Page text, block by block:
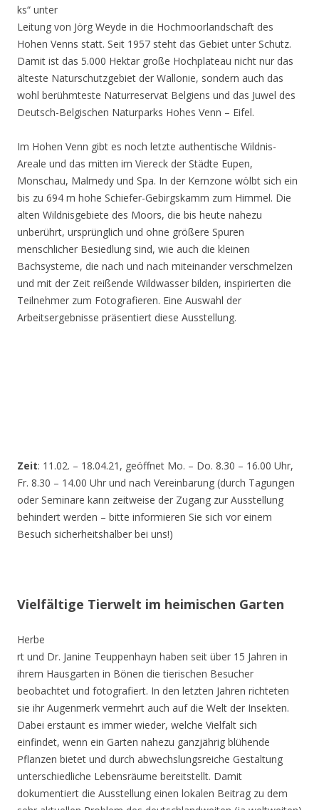
ks“ unter
Leitung von Jörg Weyde in die Hochmoorlandschaft des
Hohen Venns statt. Seit 1957 steht das Gebiet unter Schutz.
Damit ist das 5.000 Hektar große Hochplateau nicht nur das
älteste Naturschutzgebiet der Wallonie, sondern auch das
wohl berühmteste Naturreservat Belgiens und das Juwel des
Deutsch-Belgischen Naturparks Hohes Venn – Eifel.
Im Hohen Venn gibt es noch letzte authentische Wildnis-
Areale und das mitten im Viereck der Städte Eupen,
Monschau, Malmedy und Spa. In der Kernzone wölbt sich ein
bis zu 694 m hohe Schiefer-Gebirgskamm zum Himmel. Die
alten Wildnisgebiete des Moors, die bis heute nahezu
unberührt, ursprünglich und ohne größere Spuren
menschlicher Besiedlung sind, wie auch die kleinen
Bachsysteme, die nach und nach miteinander verschmelzen
und mit der Zeit reißende Wildwasser bilden, inspirierten die
Teilnehmer zum Fotografieren. Eine Auswahl der
Arbeitsergebnisse präsentiert diese Ausstellung.
Zeit: 11.02. – 18.04.21, geöffnet Mo. – Do. 8.30 – 16.00 Uhr,
Fr. 8.30 – 14.00 Uhr und nach Vereinbarung (durch Tagungen
oder Seminare kann zeitweise der Zugang zur Ausstellung
behindert werden – bitte informieren Sie sich vor einem
Besuch sicherheitshalber bei uns!)
Vielfältige Tierwelt im heimischen Garten
Herbe
rt und Dr. Janine Teuppenhayn haben seit über 15 Jahren in
ihrem Hausgarten in Bönen die tierischen Besucher
beobachtet und fotografiert. In den letzten Jahren richteten
sie ihr Augenmerk vermehrt auch auf die Welt der Insekten.
Dabei erstaunt es immer wieder, welche Vielfalt sich
einfindet, wenn ein Garten nahezu ganzjährig blühende
Pflanzen bietet und durch abwechslungsreiche Gestaltung
unterschiedliche Lebensräume bereitstellt. Damit
dokumentiert die Ausstellung einen lokalen Beitrag zu dem